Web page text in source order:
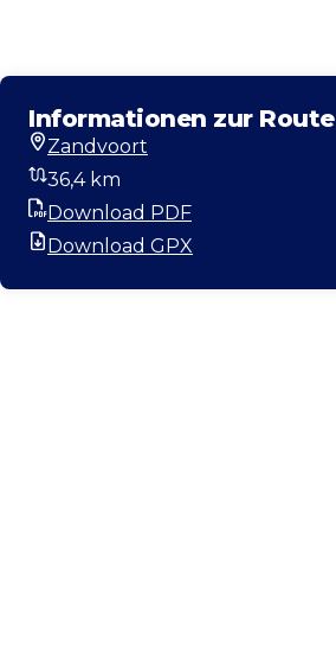
Informationen zur Route
Startort
Zandvoort
Entfernung
36,4 km
PDF
Download PDF
Download GPX